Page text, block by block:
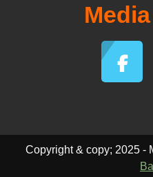
Copyright & copy; 2025 -